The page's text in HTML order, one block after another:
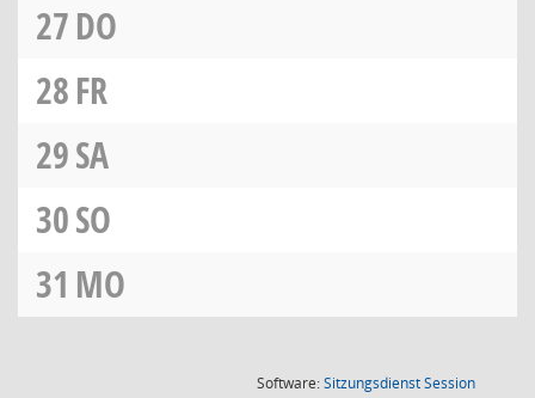
27DO
28FR
29SA
30SO
31 MO
Software:SitzungsdienstSession(Wird in